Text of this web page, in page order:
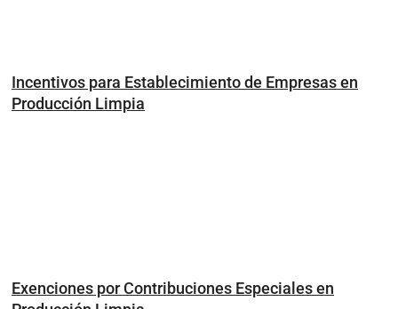
Incentivos para Establecimiento de Empresas en
Producción Limpia
Exenciones por Contribuciones Especiales en